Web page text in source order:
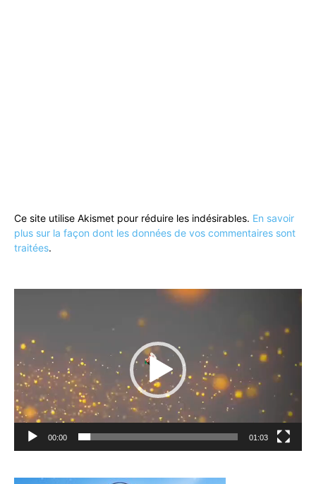
Ce site utilise Akismet pour réduire les indésirables. En savoir
plus sur la façon dont les données de vos commentaires sont
traitées.
00:00 01:03